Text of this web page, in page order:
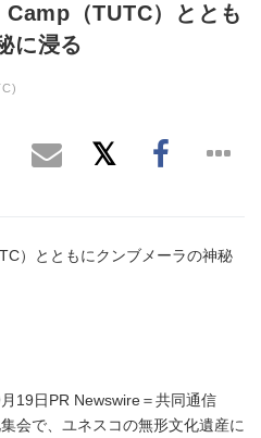
（TUTC）ととも
に浸る
）とともにクンブメーラの神秘
19日PR Newswire＝共同通信
会で、ユネスコの無形文化遺産に